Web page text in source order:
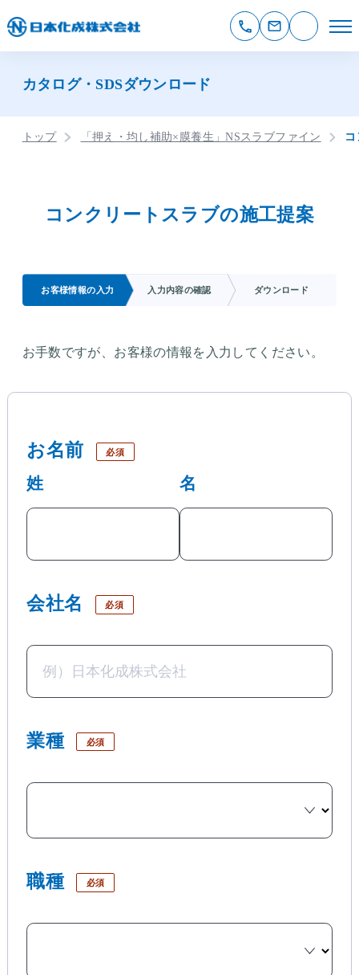
カタログ・SDSダウンロード
トップ 「押え・均し補助×膜養生」NSスラブファイン
コンクリートスラブの施工提案
お客様情報の入力 入力内容の確認 ダウンロード
お手数ですが、お客様の情報を入力してください。
お名前 必須
姓 名
会社名 必須
業種 必須
職種 必須